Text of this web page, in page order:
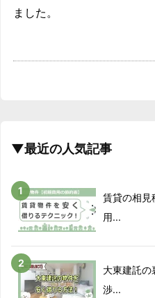
ました。
▼最近の人気記事
賃貸の相見
用...
大東建託の
渉...